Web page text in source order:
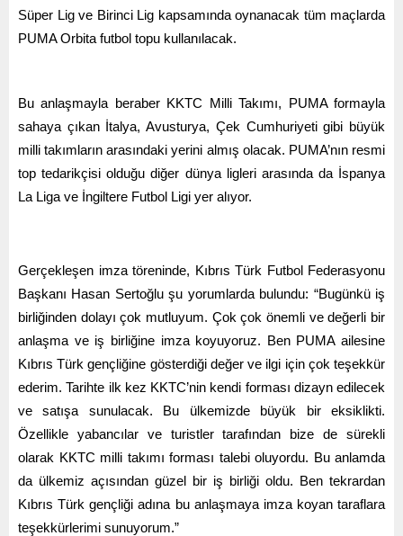
Süper Lig ve Birinci Lig kapsamında oynanacak tüm maçlarda
PUMA Orbita futbol topu kullanılacak.
Bu anlaşmayla beraber KKTC Milli Takımı, PUMA formayla
sahaya çıkan İtalya, Avusturya, Çek Cumhuriyeti gibi büyük
milli takımların arasındaki yerini almış olacak. PUMA’nın resmi
top tedarikçisi olduğu diğer dünya ligleri arasında da İspanya
La Liga ve İngiltere Futbol Ligi yer alıyor.
Gerçekleşen imza töreninde, Kıbrıs Türk Futbol Federasyonu
Başkanı Hasan Sertoğlu şu yorumlarda bulundu: “Bugünkü iş
birliğinden dolayı çok mutluyum. Çok çok önemli ve değerli bir
anlaşma ve iş birliğine imza koyuyoruz. Ben PUMA ailesine
Kıbrıs Türk gençliğine gösterdiği değer ve ilgi için çok teşekkür
ederim. Tarihte ilk kez KKTC’nin kendi forması dizayn edilecek
ve satışa sunulacak. Bu ülkemizde büyük bir eksiklikti.
Özellikle yabancılar ve turistler tarafından bize de sürekli
olarak KKTC milli takımı forması talebi oluyordu. Bu anlamda
da ülkemiz açısından güzel bir iş birliği oldu. Ben tekrardan
Kıbrıs Türk gençliği adına bu anlaşmaya imza koyan taraflara
teşekkürlerimi sunuyorum.”